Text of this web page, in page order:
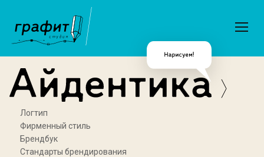
Логтип
Фирменный стиль
Брендбук
Стандарты брендирования